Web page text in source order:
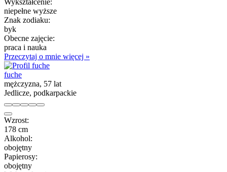
niepełne wyższe
Znak zodiaku:
byk
Obecne zajęcie:
praca i nauka
Przeczytaj o mnie więcej »
fuche
mężczyzna, 57 lat
Jedlicze, podkarpackie
Wzrost:
178 cm
Alkohol:
obojętny
Papierosy:
obojętny